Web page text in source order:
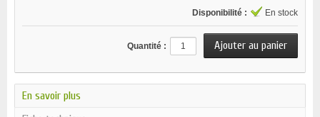
Disponibilité :
En stock
Quantité :
En savoir plus